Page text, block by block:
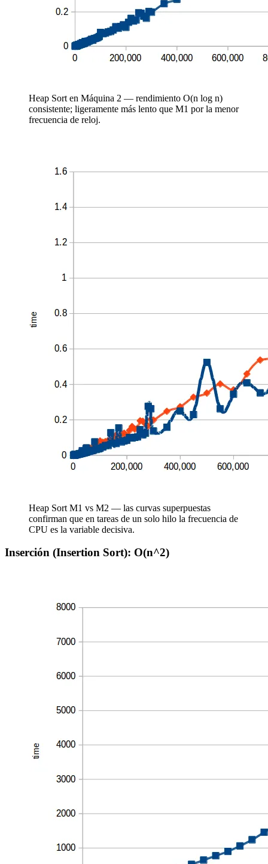
Heap Sort en Máquina 2 — rendimiento O(n log n)
consistente; ligeramente más lento que M1 por la menor
frecuencia de reloj.
Heap Sort M1 vs M2 — las curvas superpuestas
confirman que en tareas de un solo hilo la frecuencia de
CPU es la variable decisiva.
Inserción (Insertion Sort): O(n^2)